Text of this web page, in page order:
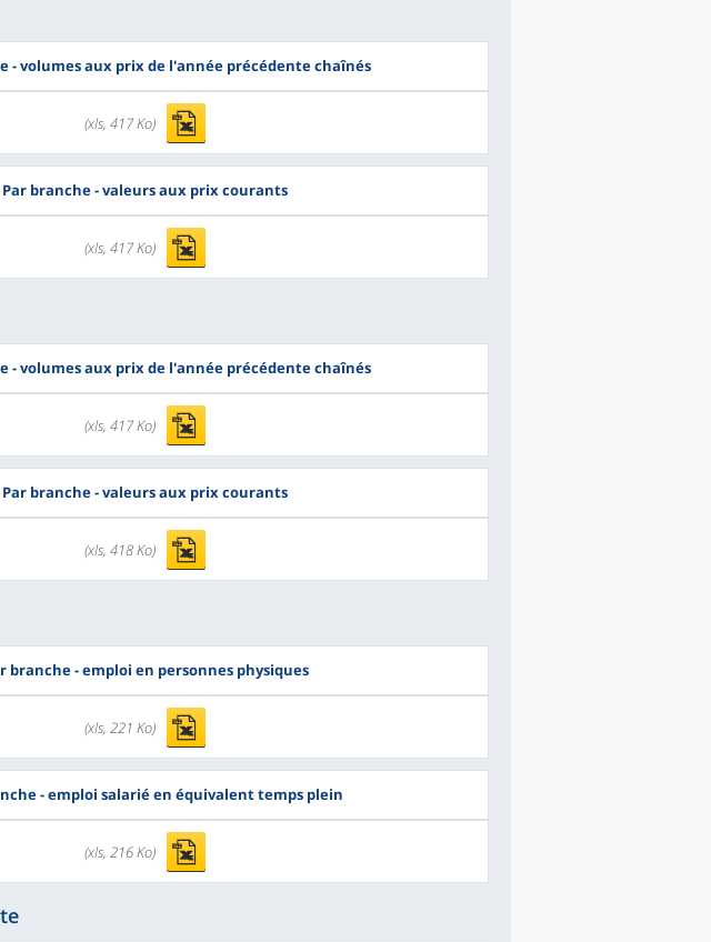
- volumes aux prix de l'année précédente chaînés
(xls, 417 Ko)
Par branche - valeurs aux prix courants
(xls, 417 Ko)
- volumes aux prix de l'année précédente chaînés
(xls, 417 Ko)
Par branche - valeurs aux prix courants
(xls, 418 Ko)
branche - emploi en personnes physiques
(xls, 221 Ko)
- emploi salarié en équivalent temps plein
(xls, 216 Ko)